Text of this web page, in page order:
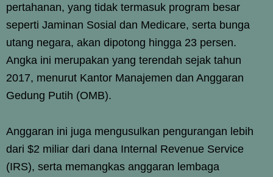
pertahanan, yang tidak termasuk program besar
seperti Jaminan Sosial dan Medicare, serta bunga
utang negara, akan dipotong hingga 23 persen.
Angka ini merupakan yang terendah sejak tahun
2017, menurut Kantor Manajemen dan Anggaran
Gedung Putih (OMB).
Anggaran ini juga mengusulkan pengurangan lebih
dari $2 miliar dari dana Internal Revenue Service
(IRS), serta memangkas anggaran lembaga